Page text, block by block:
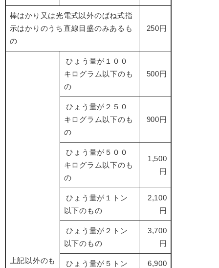
棒はかり又は光電式以外のばね式指
示はかりのうち直線目盛のみあるも
の
250円
上記以外のも
ひょう量が１００
キログラム以下のも
の
500円
ひょう量が２５０
キログラム以下のも
の
900円
ひょう量が５００
キログラム以下のも
の
1,500
円
ひょう量が１トン
以下のもの
2,100
円
ひょう量が２トン
以下のもの
3,700
円
ひょう量が５トン
6,900